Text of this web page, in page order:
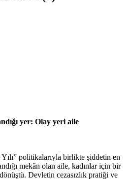
yer: Olay yeri aile
politikalarıyla birlikte şiddetin en
mekân olan aile, kadınlar için bir
Devletin cezasızlık pratiği ve